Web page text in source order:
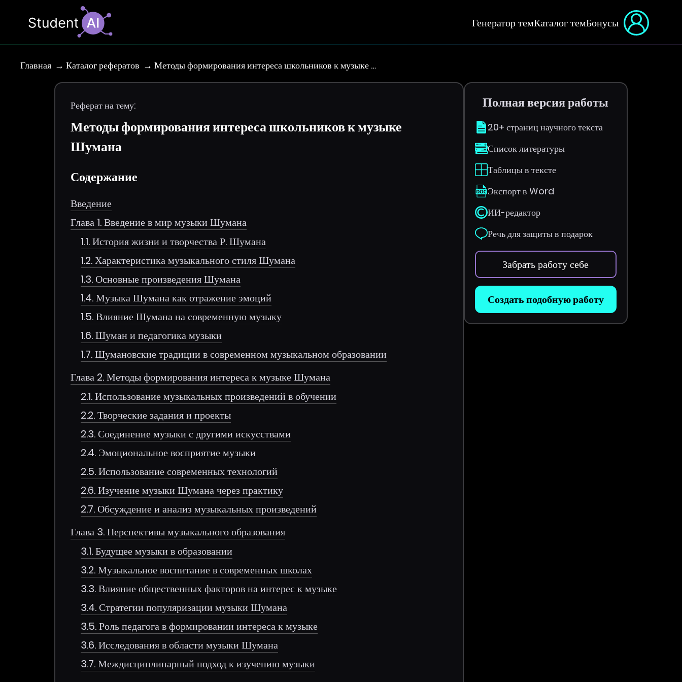
Генератор темКаталог темБонусы
Главная Каталог рефератов Методы формирования интереса школьников к музыке …
Реферат на тему:
Методы формирования интереса школьников к музыке
Шумана
Содержание
Введение
Глава 1. Введение в мир музыки Шумана
1.1. История жизни и творчества Р. Шумана
1.2. Характеристика музыкального стиля Шумана
1.3. Основные произведения Шумана
1.4. Музыка Шумана как отражение эмоций
1.5. Влияние Шумана на современную музыку
1.6. Шуман и педагогика музыки
1.7. Шумановские традиции в современном музыкальном образовании
Глава 2. Методы формирования интереса к музыке Шумана
2.1. Использование музыкальных произведений в обучении
2.2. Творческие задания и проекты
2.3. Соединение музыки с другими искусствами
2.4. Эмоциональное восприятие музыки
2.5. Использование современных технологий
2.6. Изучение музыки Шумана через практику
2.7. Обсуждение и анализ музыкальных произведений
Глава 3. Перспективы музыкального образования
3.1. Будущее музыки в образовании
3.2. Музыкальное воспитание в современных школах
3.3. Влияние общественных факторов на интерес к музыке
3.4. Стратегии популяризации музыки Шумана
3.5. Роль педагога в формировании интереса к музыке
3.6. Исследования в области музыки Шумана
3.7. Междисциплинарный подход к изучению музыки
Полная версия работы
20+ страниц научного текста
Список литературы
Таблицы в тексте
Экспорт в Word
ИИ-редактор
Речь для защиты в подарок
Забрать работу себе
Создать подобную работу